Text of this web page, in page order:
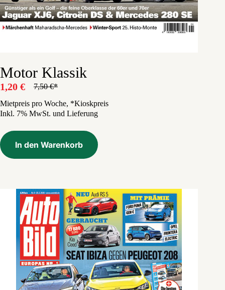
Motor Klassik
7,50€
Ursprünglicher
Preis
war:
1,20 €
Aktueller
Preis
ist:
Mietpreis pro Woche, *Kioskpreis
Inkl. 7% MwSt. und Lieferung
In den Warenkorb